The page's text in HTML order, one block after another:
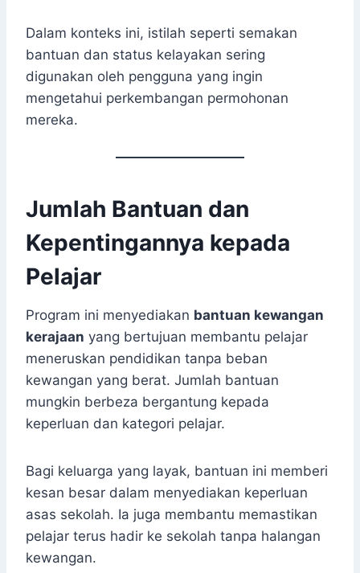
Dalam konteks ini, istilah seperti semakan
bantuan dan status kelayakan sering
digunakan oleh pengguna yang ingin
mengetahui perkembangan permohonan
mereka.
Jumlah Bantuan dan
Kepentingannya kepada
Pelajar
Program ini menyediakan bantuan kewangan
kerajaan yang bertujuan membantu pelajar
meneruskan pendidikan tanpa beban
kewangan yang berat. Jumlah bantuan
mungkin berbeza bergantung kepada
keperluan dan kategori pelajar.
Bagi keluarga yang layak, bantuan ini memberi
kesan besar dalam menyediakan keperluan
asas sekolah. Ia juga membantu memastikan
pelajar terus hadir ke sekolah tanpa halangan
kewangan.